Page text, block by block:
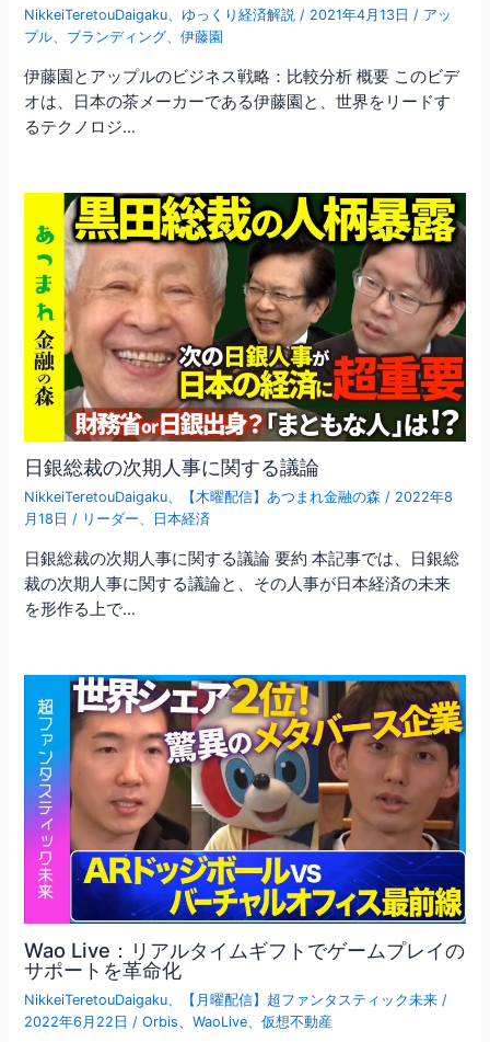
NikkeiTeretouDaigaku、ゆっくり経済解説 / 2021年4月13日 / アッ
プル、 ブランディング、伊藤園
伊藤園とアップルのビジネス戦略：比較分析 概要 このビデ
オは、日本の茶メーカーである伊藤園と、世界をリードす
るテクノロジ…
日銀総裁の次期人事に関する議論
NikkeiTeretouDaigaku、 【木曜配信】あつまれ金融の森 / 2022年8
月18日 / リーダー、 日本経済
日銀総裁の次期人事に関する議論 要約 本記事では、日銀総
裁の次期人事に関する議論と、その人事が日本経済の未来
を形作る上で…
Wao Live：リアルタイムギフトでゲームプレイの
サポートを革命化
NikkeiTeretouDaigaku 【月曜配信】超ファンタスティック未来 /
2022年6月22日 /Orbis 、WaoLive 、仮想不動産